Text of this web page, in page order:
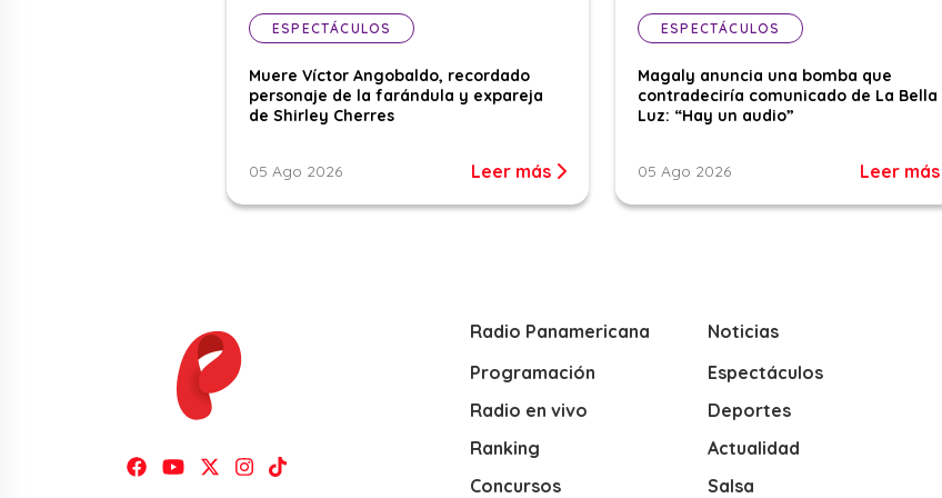
ESPECTÁCULOS
Muere Víctor Angobaldo, recordado
personaje de la farándula y expareja
de Shirley Cherres
05 Ago 2026 Leer más
ESPECTÁCULOS
Magaly anuncia una bomba que
contradeciría comunicado de La Bella
Luz: “Hay un audio”
05 Ago 2026 Leer más
Radio Panamericana
Programación
Radio en vivo
Ranking
Concursos
Noticias
Espectáculos
Deportes
Actualidad
Salsa